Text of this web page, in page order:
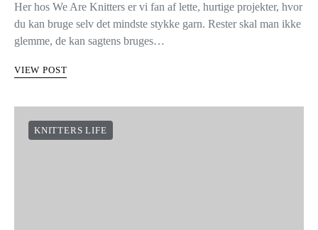
Her hos We Are Knitters er vi fan af lette, hurtige projekter, hvor
du kan bruge selv det mindste stykke garn. Rester skal man ikke
glemme, de kan sagtens bruges…
VIEW POST
KNITTERS LIFE